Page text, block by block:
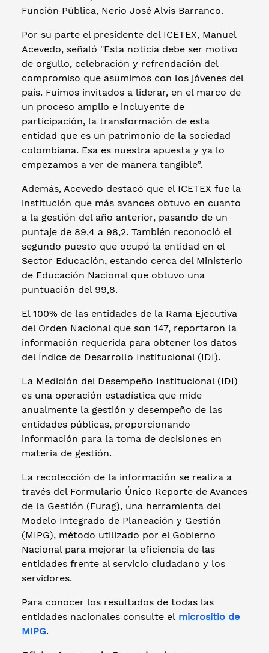
Función Pública, Nerio José Alvis Barranco.
Por su parte el presidente del ICETEX, Manuel
Acevedo, señaló "Esta noticia debe ser motivo
de orgullo, celebración y refrendación del
compromiso que asumimos con los jóvenes del
país. Fuimos invitados a liderar, en el marco de
un proceso amplio e incluyente de
participación, la transformación de esta
entidad que es un patrimonio de la sociedad
colombiana. Esa es nuestra apuesta y ya lo
empezamos a ver de manera tangible”.
Además, Acevedo destacó que el ICETEX fue la
institución que más avances obtuvo en cuanto
a la gestión del año anterior, pasando de un
puntaje de 89,4 a 98,2. También reconoció el
segundo puesto que ocupó la entidad en el
Sector Educación, estando cerca del Ministerio
de Educación Nacional que obtuvo una
puntuación del 99,8.
El 100% de las entidades de la Rama Ejecutiva
del Orden Nacional que son 147, reportaron la
información requerida para obtener los datos
del Índice de Desarrollo Institucional (IDI).
La Medición del Desempeño Institucional (IDI)
es una operación estadística que mide
anualmente la gestión y desempeño de las
entidades públicas, proporcionando
información para la toma de decisiones en
materia de gestión.
La recolección de la información se realiza a
través del Formulario Único Reporte de Avances
de la Gestión (Furag), una herramienta del
Modelo Integrado de Planeación y Gestión
(MIPG), método utilizado por el Gobierno
Nacional para mejorar la eficiencia de las
entidades frente al servicio ciudadano y los
servidores.
Para conocer los resultados de todas las
entidades nacionales consulte el micrositio de
MIPG.